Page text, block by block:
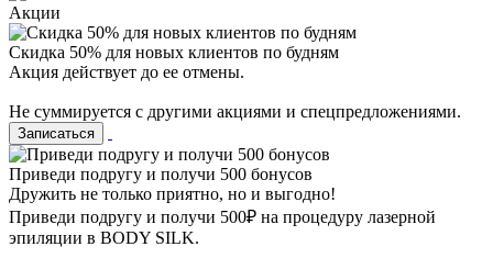
Акции
Cкидка 50% для новых клиентов по будням
Акция действует до ее отмены.
Не суммируется с другими акциями и спецпредложениями.
Записаться
Приведи подругу и получи 500 бонусов
Дружить не только приятно, но и выгодно!
Приведи подругу и получи 500₽ на процедуру лазерной
эпиляции в BODY SILK.